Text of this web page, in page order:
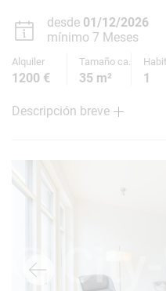
desde 01/12/2026
mínimo 7 Meses
Alquiler Tamaño ca.
1200 € 35 m² 1
Descripción breve